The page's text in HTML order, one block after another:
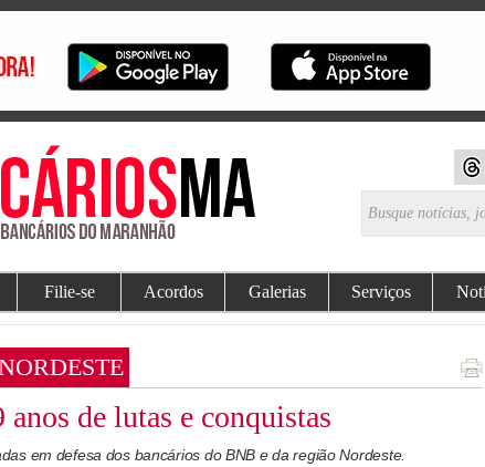
Filie-se Acordos Galerias Serviços
de lutas e conquistas
em defesa dos bancários do BNB e da região Nordeste.